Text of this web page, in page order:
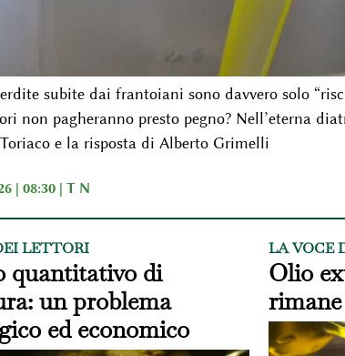
subite dai frantoiani sono davvero solo
non pagheranno presto pegno? Nell’eterna
e la risposta di Alberto Grimelli
| 08:30 | T N
LETTORI
quantitativo di
un problema
ed economico
LA VOCE
Olio